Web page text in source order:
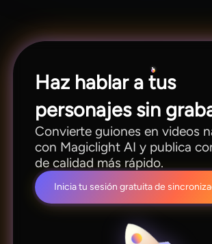
Haz hablar a tus
personajes sin
Convierte guiones en videos
con Magiclight AI y publica
de calidad más rápido.
Inicia tu sesión gratuita de